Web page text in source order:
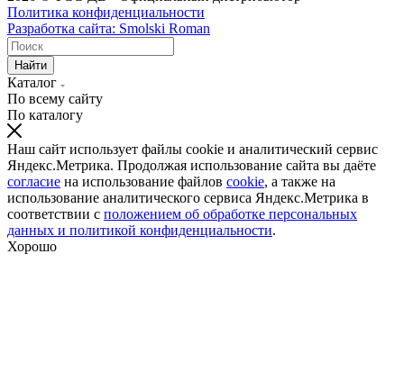
Политика конфиденциальности
Разработка сайта: Smolski Roman
Найти
Каталог
По всему сайту
По каталогу
Наш сайт использует файлы cookie и аналитический сервис
Яндекс.Метрика. Продолжая использование сайта вы даёте
согласие на использование файлов cookie, а также на
использование аналитического сервиса Яндекс.Метрика в
соответствии с положением об обработке персональных
данных и политикой конфиденциальности.
Хорошо